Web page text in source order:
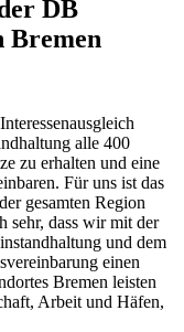
DB
Bremen
alle 400
zu erhalten und eine
Für uns ist das
gesamten Region
sehr, dass wir mit der
und dem
einen
Bremen leisten
Arbeit und Häfen,